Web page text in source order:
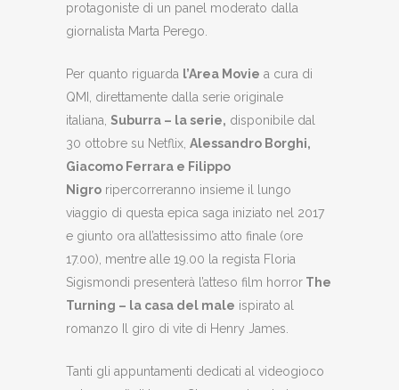
protagoniste di un panel moderato dalla
giornalista Marta Perego.
Per quanto riguarda l’Area Movie a cura di
QMI, direttamente dalla serie originale
italiana, Suburra – la serie, disponibile dal
30 ottobre su Netflix, Alessandro Borghi,
Giacomo Ferrara e Filippo
Nigro ripercorreranno insieme il lungo
viaggio di questa epica saga iniziato nel 2017
e giunto ora all’attesissimo atto finale (ore
17.00), mentre alle 19.00 la regista Floria
Sigismondi presenterà l’atteso film horror The
Turning – la casa del male ispirato al
romanzo Il giro di vite di Henry James.
Tanti gli appuntamenti dedicati al videogioco